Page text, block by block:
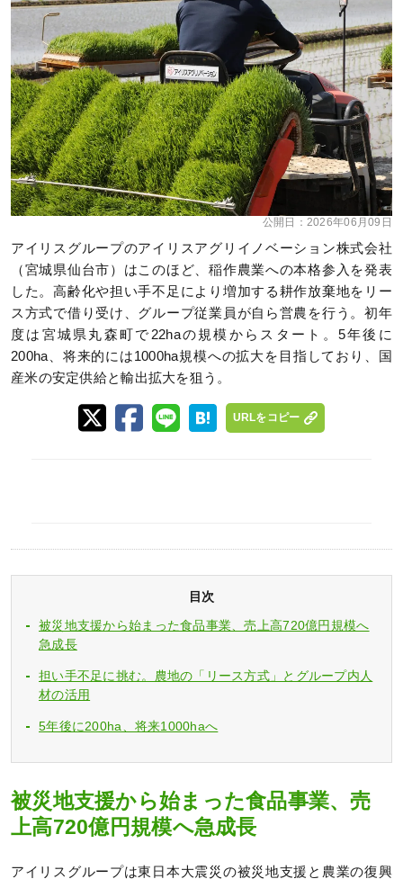
公開日： 2026年06月09日
アイリスグループのアイリスアグリイノベーション株式会社
（宮城県仙台市）はこのほど、稲作農業への本格参入を発表
した。高齢化や担い手不足により増加する耕作放棄地をリー
ス方式で借り受け、グループ従業員が自ら営農を行う。初年
度は宮城県丸森町で22haの規模からスタート。5年後に
200ha、将来的には1000ha規模への拡大を目指しており、国
産米の安定供給と輸出拡大を狙う。
URLをコピー
目次
被災地支援から始まった食品事業、売上高720億円規模へ
急成長
担い手不足に挑む。農地の「リース方式」とグループ内人
材の活用
5年後に200ha、将来1000haへ
被災地支援から始まった食品事業、売
上高720億円規模へ急成長
アイリスグループは東日本大震災の被災地支援と農業の復興